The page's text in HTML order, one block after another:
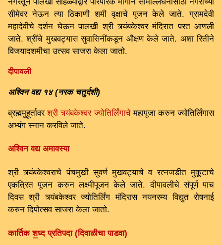
सीमेवर नेऊन त्या ठिकाणी शमी वृक्षाचे पूजन केले जाते. ग्रामदेवी
महादेवीचे दर्शन घेऊन पालखी श्री त्र्यंबकेश्वर मंदिरात परत आणली
जाते. श्रींचे मुखवट्यास सुवासिनींकडून औक्षण केले जाते. अशा रितीने
विजयादशमीचा उत्सव साजरा केला जातो.
दीपावली
अश्विन वद्य १४ (नरक चतुर्दशी)
ब्रह्ममुहूर्तावरश्री त्र्यंबकेश्वर ज्योतिर्लिंगाचेमहापूजा करुन ज्योतिर्लिंगास
अभ्यंग स्नान करविले जाते.
अश्विन वद्य अमावस्या
श्री त्र्यंबकेश्वराचे पंचमुखी सुवर्ण मुखवट्याचे व रत्नजडीत मुकूटाचे
एकत्रित पूजन करुन लक्ष्मीपूजन केले जाते. दीपावलीचे संपूर्ण पाच
दिवस श्री त्र्यंबकेश्वर ज्योतिर्लिंग मंदिरास नयनरम्य विद्युत रोषनाई
करुन दिपोत्सव साजरा केला जातो.
कार्तिक श॒ध्द प्रतिपदा (दिवाळीचा पाडवा)